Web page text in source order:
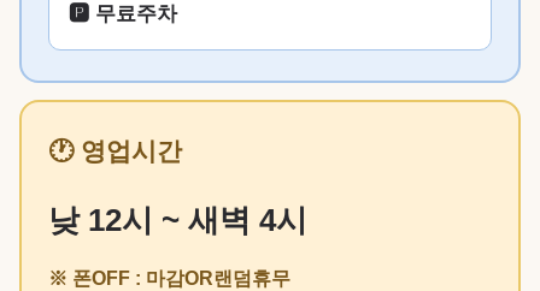
🅿️ 무료주차
🕐 영업시간
낮 12시 ~ 새벽 4시
※ 폰OFF : 마감OR랜덤휴무